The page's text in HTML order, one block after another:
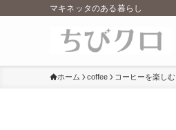
マキネッタのある暮らし
ホーム coffee コーヒーを楽しむ